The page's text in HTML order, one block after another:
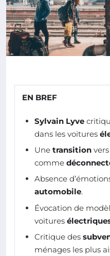
EN BREF
Sylvain Lyve
dans les voitures
Une transition
comme
Absence
automobile.
Évocation de
voitures
Critique des
ménages les plus